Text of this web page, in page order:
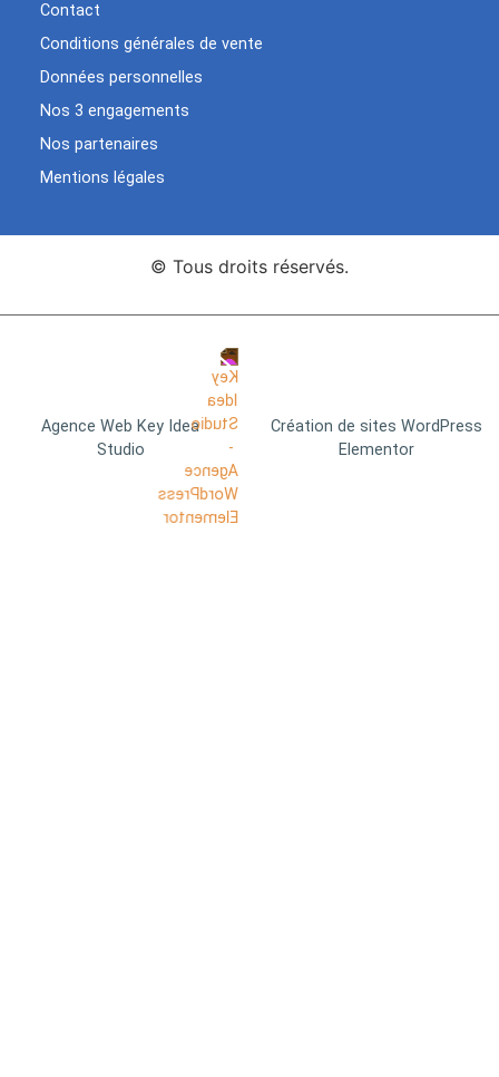
Contact
Conditions générales de vente
Données personnelles
Nos 3 engagements
Nos partenaires
Mentions légales
© Tous droits réservés.
Agence Web Key Idea
Studio
Création de sites WordPress
Elementor